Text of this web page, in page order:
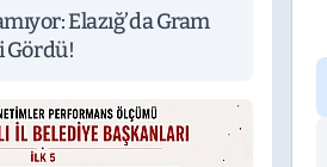
Elazığ’da Gram
Gördü!